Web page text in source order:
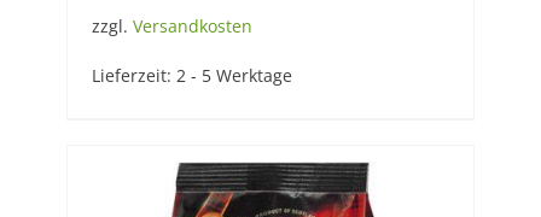
zzgl. Versandkosten
Lieferzeit: 2 - 5 Werktage